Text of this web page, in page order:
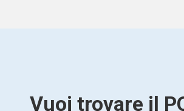
Vuoi trovare il